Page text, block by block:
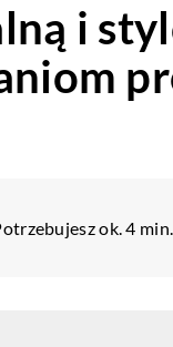
i
ok. 4